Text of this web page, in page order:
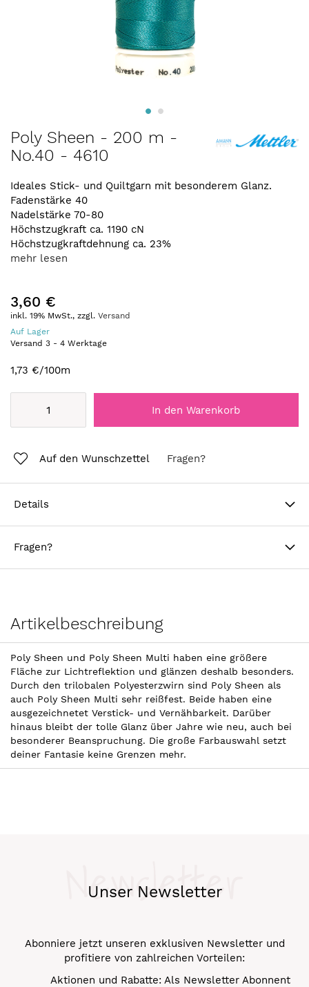
Zum
Anfang
der
springen
Poly Sheen - 200 m -
No.40 - 4610
Ideales Stick- und Quiltgarn mit besonderem Glanz.
Fadenstärke 40
Nadelstärke 70-80
Höchstzugkraft ca. 1190 cN
Höchstzugkraftdehnung ca. 23%
mehr lesen
3,60 €
inkl. 19% MwSt., zzgl. Versand
Auf Lager
Versand 3 - 4 Werktage
1,73 €/100m
In den Warenkorb
Auf den Wunschzettel Fragen?
Details
Fragen?
Artikelbeschreibung
Poly Sheen und Poly Sheen Multi haben eine größere
Fläche zur Lichtreflektion und glänzen deshalb besonders.
Durch den trilobalen Polyesterzwirn sind Poly Sheen als
auch Poly Sheen Multi sehr reißfest. Beide haben eine
ausgezeichnetet Verstick- und Vernähbarkeit. Darüber
hinaus bleibt der tolle Glanz über Jahre wie neu, auch bei
besonderer Beanspruchung. Die große Farbauswahl setzt
deiner Fantasie keine Grenzen mehr.
Unser Newsletter
Newsletter
Abonniere jetzt unseren exklusiven Newsletter und
profitiere von zahlreichen Vorteilen:
Aktionen und Rabatte: Als Newsletter Abonnent